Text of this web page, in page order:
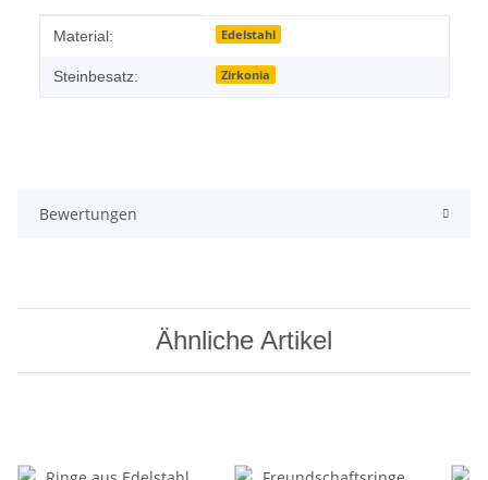
Produkteigenschaft
Wert
Material: Edelstahl
Steinbesatz: Zirkonia
Bewertungen
Ähnliche Artikel